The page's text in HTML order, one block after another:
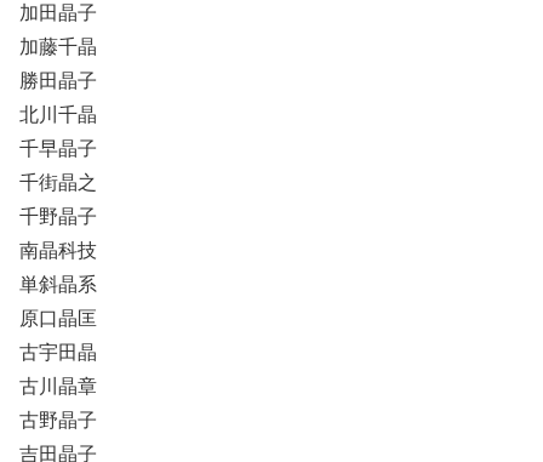
加田晶子
加藤千晶
勝田晶子
北川千晶
千早晶子
千街晶之
千野晶子
南晶科技
単斜晶系
原口晶匡
古宇田晶
古川晶章
古野晶子
吉田晶子